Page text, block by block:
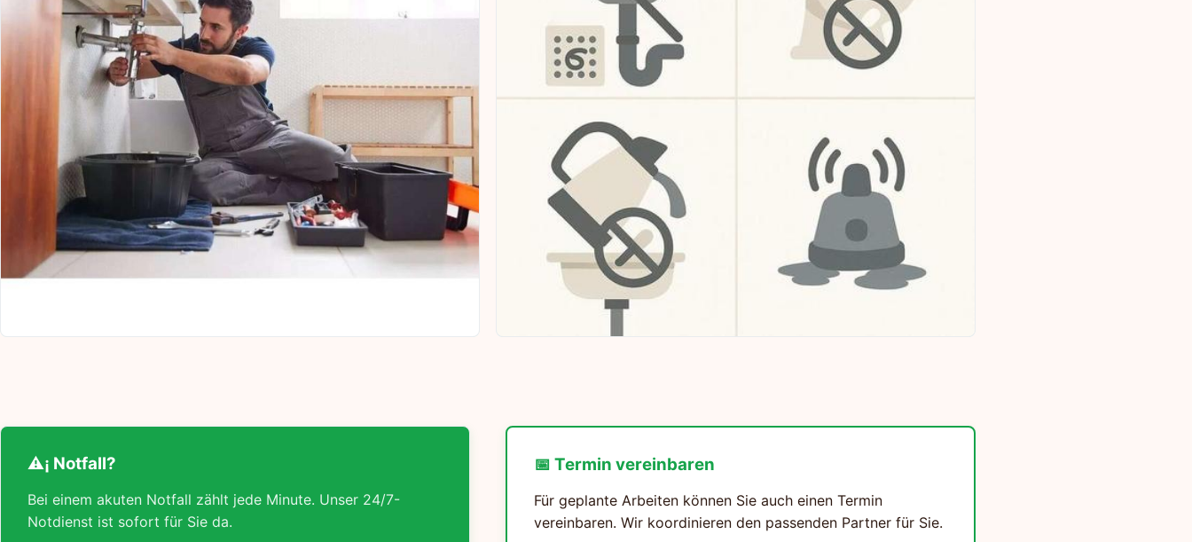
⚠¡ Notfall?
Bei einem akuten Notfall zählt jede Minute. Unser 24/7-
Notdienst ist sofort für Sie da.
📅 Termin vereinbaren
Für geplante Arbeiten können Sie auch einen Termin
vereinbaren. Wir koordinieren den passenden Partner für Sie.